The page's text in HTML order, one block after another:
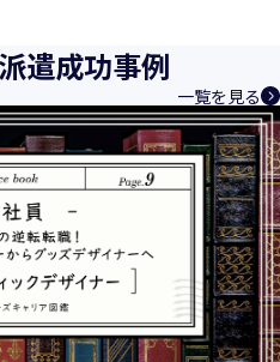
及び特定個人情報などを、人
ービス、請負サービス、その
場の創造」と「就業の機会の
、従業者の情報及び特定個人
ます。これらから当社にとっ
保護が重大な責務であると同
底することは企業の社会的責
、個人情報保護理念と自ら定
使命を十分に認識し、本人の
法規制等を遵守致します。
するための個人情報保護マネ
新のＩＴ技術の動向、社会的
遣成功事例
一覧を見る